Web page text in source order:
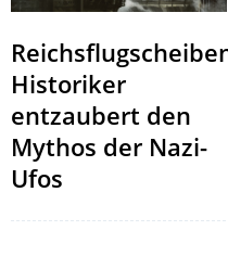
Historiker
entzaubert den
Mythos der Nazi-
Ufos